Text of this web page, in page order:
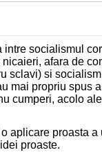
intre socialismul
afara de
sclavi) si
mai propriu spus
cumperi, acolo
aplicare proasta
proaste.